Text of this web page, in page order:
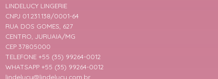
LINDELUCY LINGERIE
CNPJ 01.231.138/0001-64
RUA DOS GOMES, 627
CENTRO, JURUAIA/MG
CEP 37805000
TELEFONE +55 (35) 99264-0012
WHATSAPP +55 (35) 99264-0012
lindelucy@lindelucy.com.br